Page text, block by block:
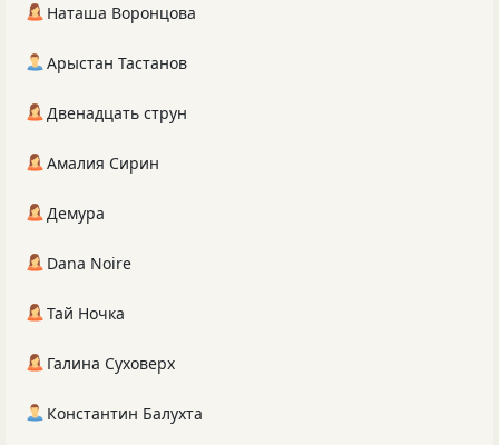
Наташа Воронцова
Арыстан Тастанов
Двенадцать струн
Амалия Сирин
Демура
Dana Noire
Тай Ночка
Галина Суховерх
Константин Балухта